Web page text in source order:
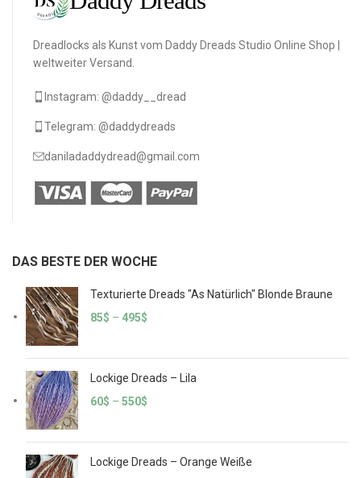
Dreadlocks als Kunst vom Daddy Dreads Studio Online Shop |
weltweiter Versand.
Instagram: @daddy__dread
Telegram: @daddydreads
daniladaddydread@gmail.com
DAS BESTE DER WOCHE
Texturierte Dreads "As Natürlich" Blonde Braune
85$ – 495$
Lockige Dreads – Lila
60$ – 550$
Lockige Dreads – Orange Weiße